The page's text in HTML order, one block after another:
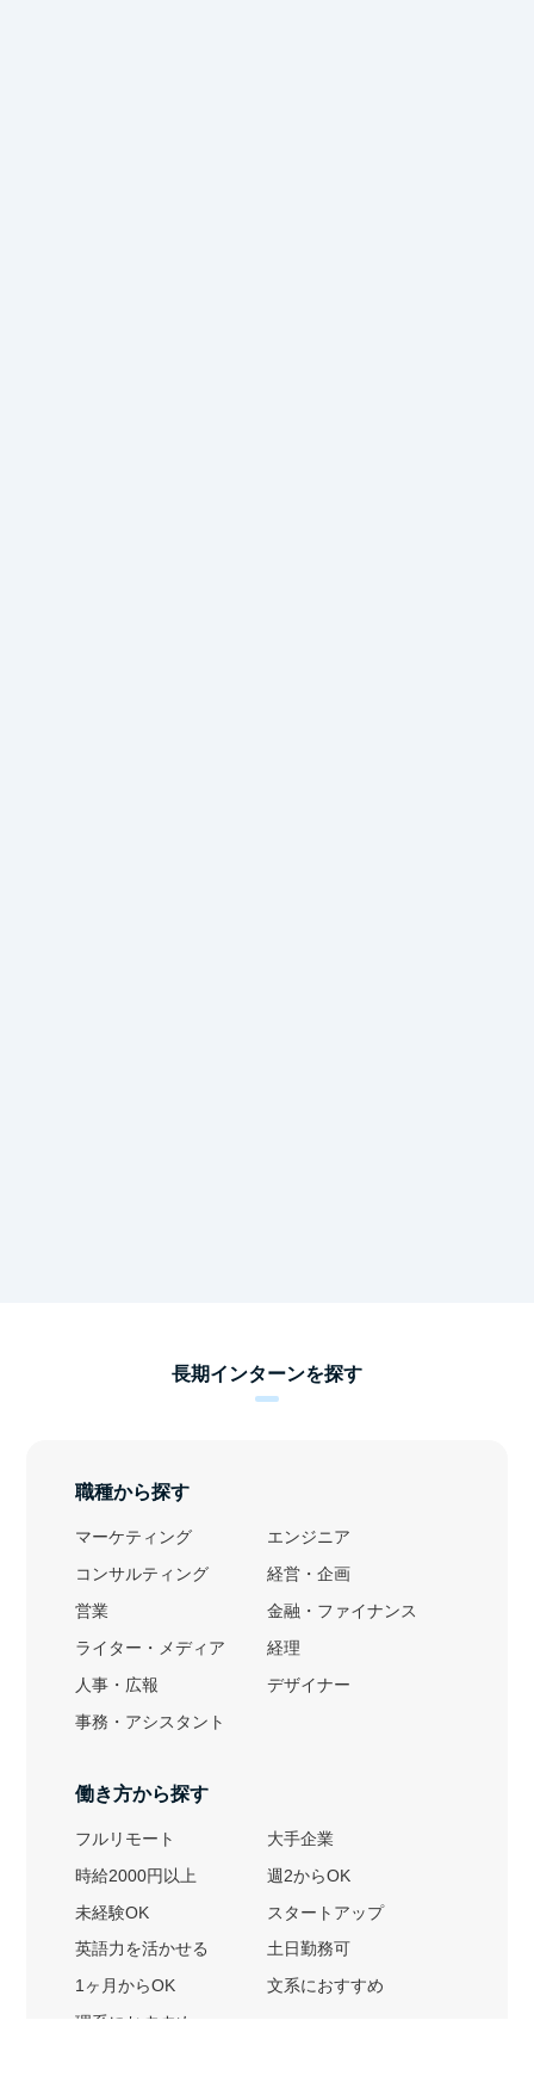
長期インターンを探す
職種から探す
マーケティング エンジニア
コンサルティング 経営・企画
営業 金融・ファイナンス
ライター・メディア 経理
人事・広報 デザイナー
事務・アシスタント
働き方から探す
フルリモート 大手企業
時給2000円以上 週2からOK
未経験OK スタートアップ
英語力を活かせる 土日勤務可
1ヶ月からOK 文系におすすめ
理系におすすめ